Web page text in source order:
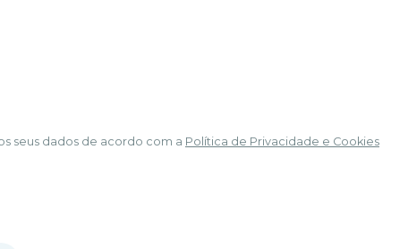
seus dados de acordo com a Política de Privacidade e Cookies